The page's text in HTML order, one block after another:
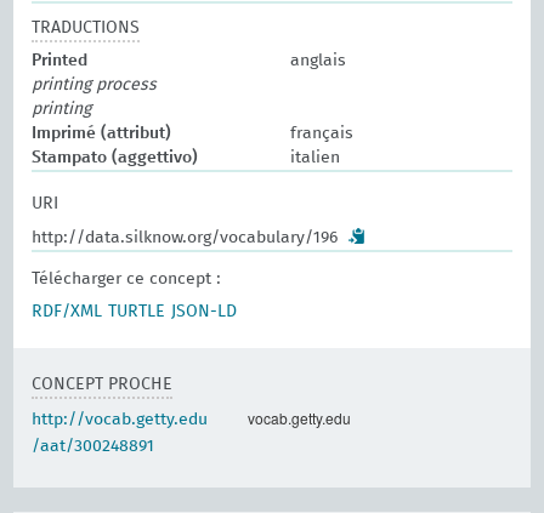
TRADUCTIONS
Printed
anglais
printing process
printing
Imprimé (attribut)
français
Stampato (aggettivo)
italien
URI
http://data.silknow.org/vocabulary/196
Télécharger ce concept :
RDF/XML
TURTLE JSON-LD
CONCEPT PROCHE
http://vocab.getty.edu
/aat/300248891
vocab.getty.edu